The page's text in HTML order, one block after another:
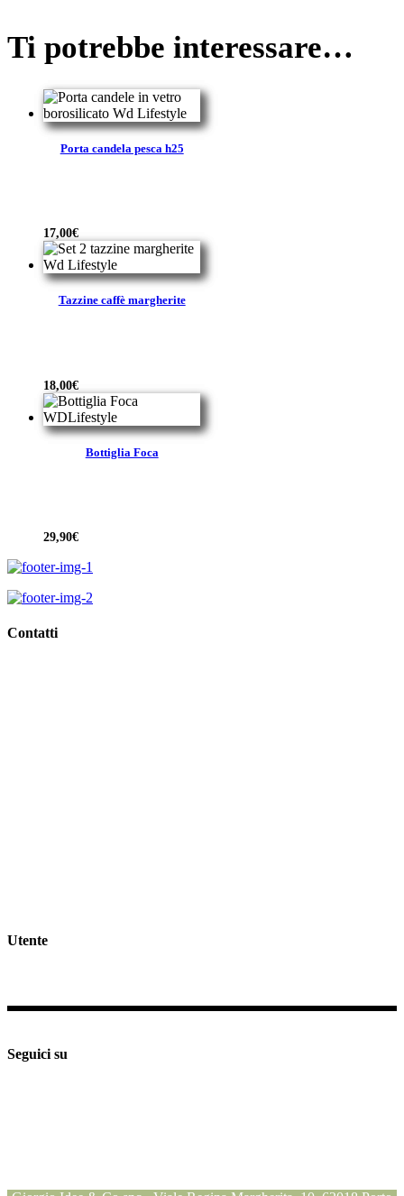
Ti potrebbe interessare…
Porta candela pesca h25
17,00€
Tazzine caffè margherite
18,00€
Bottiglia Foca
29,90€
Contatti
Utente
Seguici su